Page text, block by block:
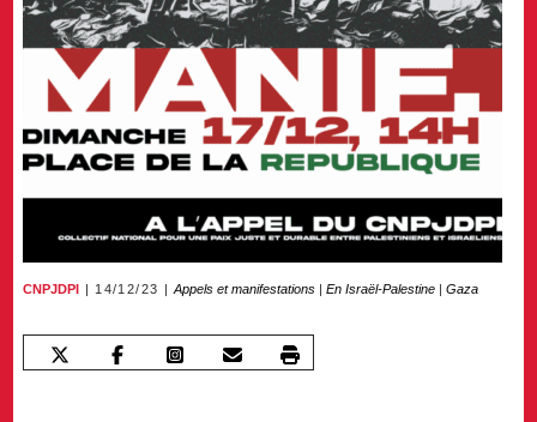
CNPJDPI 14/12/23 Appels et manifestations |En Israël-Palestine |Gaza